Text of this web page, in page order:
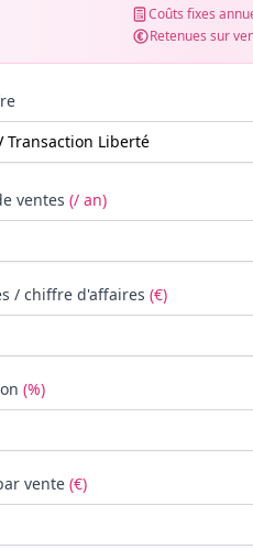
Coûts fixes
Retenues sur
ventes (/ an)
/ chiffre d'affaires (€)
(%)
vente (€)